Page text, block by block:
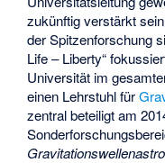
zukünftig verstärkt
der Spitzenforschung
Life – Liberty“
Universität im
einen Lehrstuhl für
zentral beteiligt am